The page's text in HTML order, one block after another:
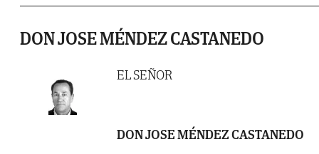
DON JOSE MÉNDEZ CASTANEDO
EL SEÑOR
DON JOSE MÉNDEZ CASTANEDO